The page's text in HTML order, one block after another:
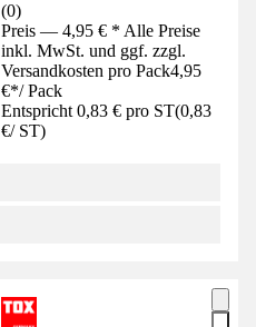
(0)
Preis — 4,95 € * Alle Preise
inkl. MwSt. und ggf. zzgl.
Versandkosten pro Pack4,95
€*/ Pack
Entspricht 0,83 € pro ST(0,83
€/ ST)